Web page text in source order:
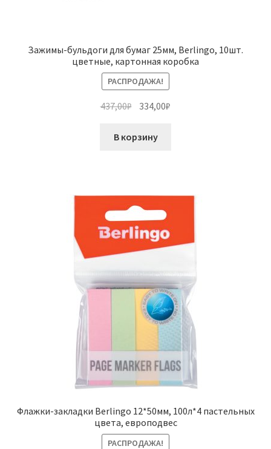
Зажимы-бульдоги для бумаг 25мм, Berlingo, 10шт.
цветные, картонная коробка
РАСПРОДАЖА!
437,00₽ Первоначальная
составляла
334,00₽
В корзину
Флажки-закладки Berlingo 12*50мм, 100л*4 пастельных
цвета, европодвес
РАСПРОДАЖА!